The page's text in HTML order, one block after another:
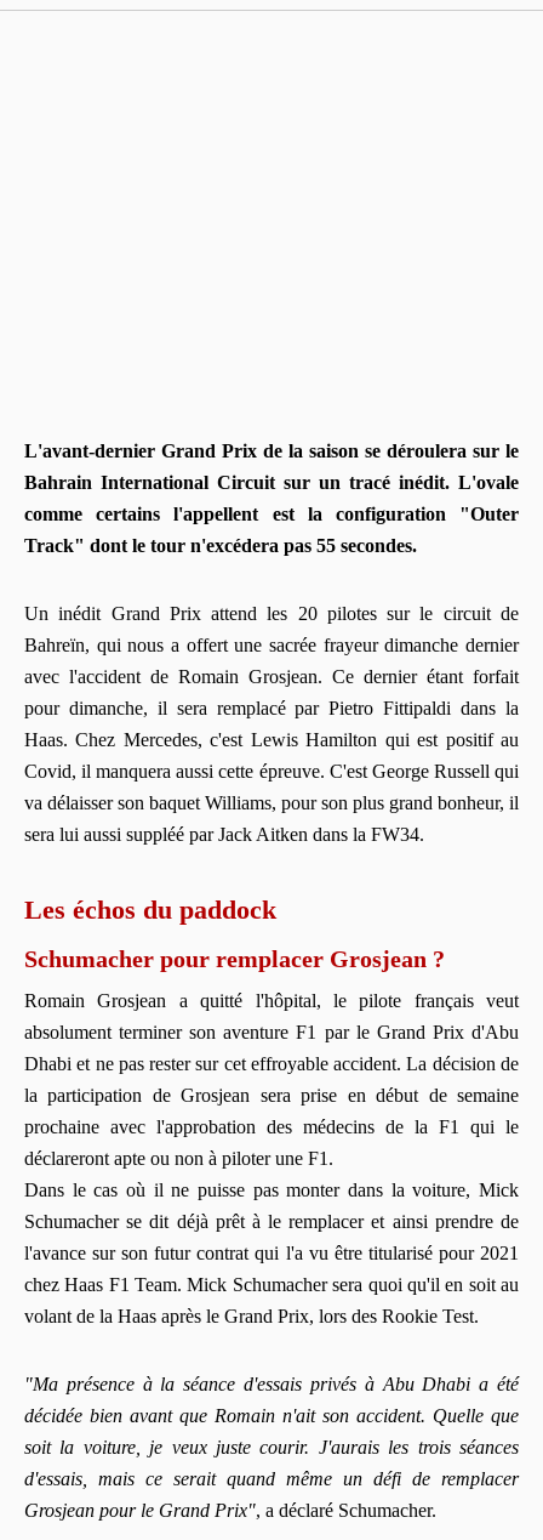
L'avant-dernier Grand Prix de la saison se déroulera sur le
Bahrain International Circuit sur un tracé inédit. L'ovale
comme certains l'appellent est la configuration "Outer
Track" dont le tour n'excédera pas 55 secondes.
Un inédit Grand Prix attend les 20 pilotes sur le circuit de
Bahreïn, qui nous a offert une sacrée frayeur dimanche dernier
avec l'accident de Romain Grosjean. Ce dernier étant forfait
pour dimanche, il sera remplacé par Pietro Fittipaldi dans la
Haas. Chez Mercedes, c'est Lewis Hamilton qui est positif au
Covid, il manquera aussi cette épreuve. C'est George Russell qui
va délaisser son baquet Williams, pour son plus grand bonheur, il
sera lui aussi suppléé par Jack Aitken dans la FW34.
Les échos du paddock
Schumacher pour remplacer Grosjean ?
Romain Grosjean a quitté l'hôpital, le pilote français veut
absolument terminer son aventure F1 par le Grand Prix d'Abu
Dhabi et ne pas rester sur cet effroyable accident. La décision de
la participation de Grosjean sera prise en début de semaine
prochaine avec l'approbation des médecins de la F1 qui le
déclareront apte ou non à piloter une F1.
Dans le cas où il ne puisse pas monter dans la voiture, Mick
Schumacher se dit déjà prêt à le remplacer et ainsi prendre de
l'avance sur son futur contrat qui l'a vu être titularisé pour 2021
chez Haas F1 Team. Mick Schumacher sera quoi qu'il en soit au
volant de la Haas après le Grand Prix, lors des Rookie Test.
"Ma présence à la séance d'essais privés à Abu Dhabi a été
décidée bien avant que Romain n'ait son accident. Quelle que
soit la voiture, je veux juste courir. J'aurais les trois séances
d'essais, mais ce serait quand même un défi de remplacer
Grosjean pour le Grand Prix", a déclaré Schumacher.